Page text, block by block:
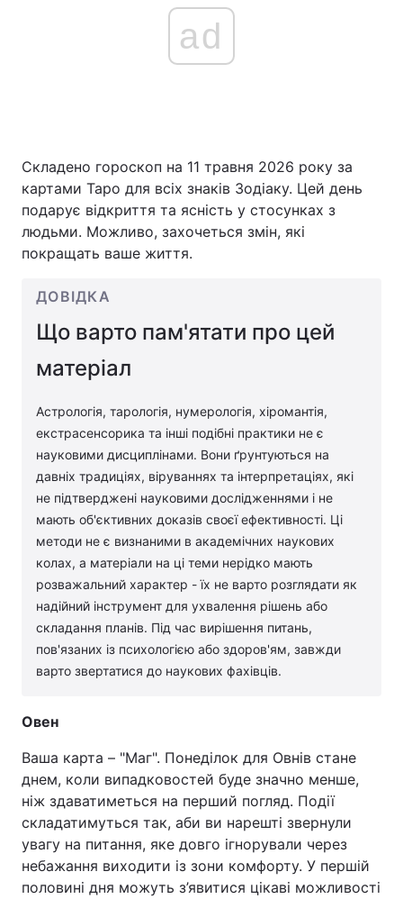
ad
Складено гороскоп на 11 травня 2026 року за
картами Таро для всіх знаків Зодіаку. Цей день
подарує відкриття та ясність у стосунках з
людьми. Можливо, захочеться змін, які
покращать ваше життя.
ДОВІДКА
Що варто пам'ятати про цей
матеріал
Астрологія, тарологія, нумерологія, хіромантія,
екстрасенсорика та інші подібні практики не є
науковими дисциплінами. Вони ґрунтуються на
давніх традиціях, віруваннях та інтерпретаціях, які
не підтверджені науковими дослідженнями і не
мають об'єктивних доказів своєї ефективності. Ці
методи не є визнаними в академічних наукових
колах, а матеріали на ці теми нерідко мають
розважальний характер - їх не варто розглядати як
надійний інструмент для ухвалення рішень або
складання планів. Під час вирішення питань,
пов'язаних із психологією або здоров'ям, завжди
варто звертатися до наукових фахівців.
Овен
Ваша карта – "Маг". Понеділок для Овнів стане
днем, коли випадковостей буде значно менше,
ніж здаватиметься на перший погляд. Події
складатимуться так, аби ви нарешті звернули
увагу на питання, яке довго ігнорували через
небажання виходити із зони комфорту. У першій
половині дня можуть з’явитися цікаві можливості